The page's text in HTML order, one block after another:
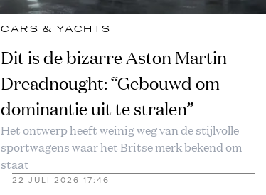
CARS & YACHTS
Dit is de bizarre Aston Martin
Dreadnought: “Gebouwd om
dominantie uit te stralen”
Het ontwerp heeft weinig weg van de stijlvolle
sportwagens waar het Britse merk bekend om
staat
22 JULI 2026 17:46